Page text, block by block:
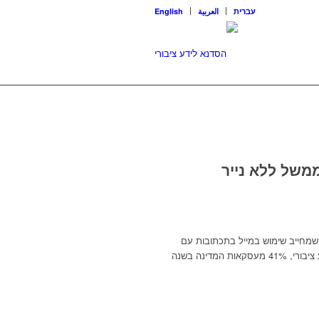
English العربية עברית
ללא נייר
פחות מ־50 אלף שקל מהחוק שמחייב שימוש במייל בתכתובות עם
ספקים, שעבר לפני פחות משנה, ולאפשר שימוש בנייר. לפי הסדנא לידע ציבורי, 41% מעסקאות המדינה בשנה